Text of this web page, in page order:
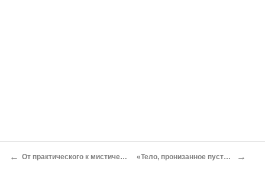
← От практического к мистическому «Тело, пронизанное пустотой» →